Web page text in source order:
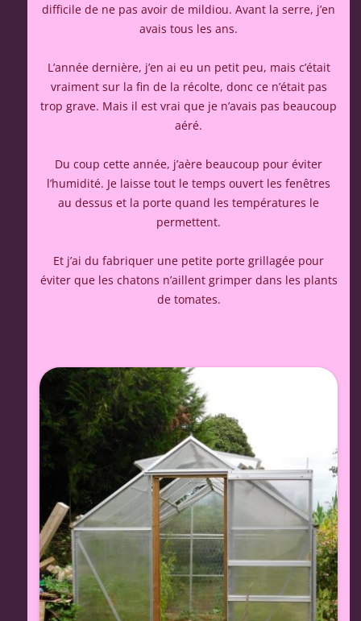
difficile de ne pas avoir de mildiou. Avant la serre, j’en
avais tous les ans.
L’année dernière, j’en ai eu un petit peu, mais c’était
vraiment sur la fin de la récolte, donc ce n’était pas
trop grave. Mais il est vrai que je n’avais pas beaucoup
aéré.
Du coup cette année, j’aère beaucoup pour éviter
l’humidité. Je laisse tout le temps ouvert les fenêtres
au dessus et la porte quand les températures le
permettent.
Et j’ai du fabriquer une petite porte grillagée pour
éviter que les chatons n’aillent grimper dans les plants
de tomates.